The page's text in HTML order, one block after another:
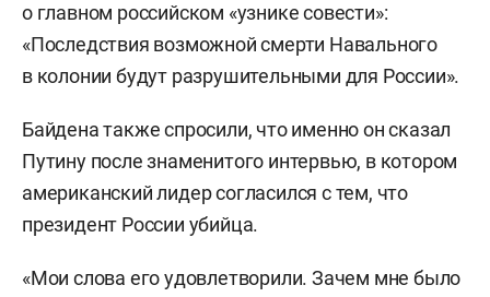
о главном российском «узнике совести»:
«Последствия возможной смерти Навального
в колонии будут разрушительными для России».
Байдена также спросили, что именно он сказал
Путину после знаменитого интервью, в котором
американский лидер согласился с тем, что
президент России убийца.
«Мои слова его удовлетворили. Зачем мне было